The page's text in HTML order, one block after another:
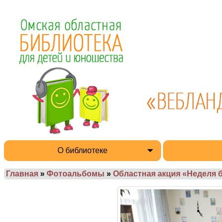
О библиотеке
Главная » Фотоальбомы » Областная акция «Неделя